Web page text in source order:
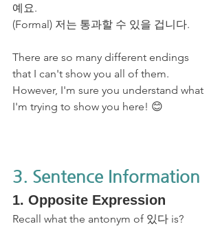
예요.
(Formal) 저는 통과할 수 있을 겁니다.
There are so many different endings
that I can't show you all of them.
However, I'm sure you understand what
I'm trying to show you here! 😊
3. Sentence Information
1. Opposite Expression
Recall what the antonym of 있다 is?